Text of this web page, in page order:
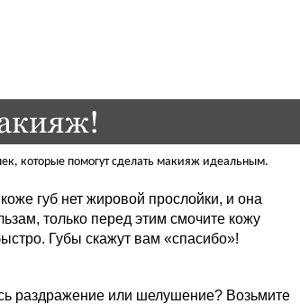
которые помогут сделать макияж идеальным.
губ нет жировой прослойки, и она
только перед этим смочите кожу
Губы скажут вам «спасибо»!
раздражение или шелушение? Возьмите